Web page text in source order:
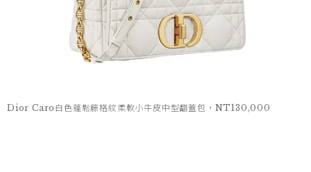
Dior Caro白色蓬鬆籐格紋柔軟小牛皮中型翻蓋包，NT130,000